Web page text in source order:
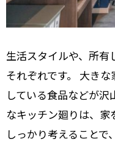
生活スタイルや、所有
それぞれです。 大き
している食品などが
なキッチン廻りは、
しっかり考えること